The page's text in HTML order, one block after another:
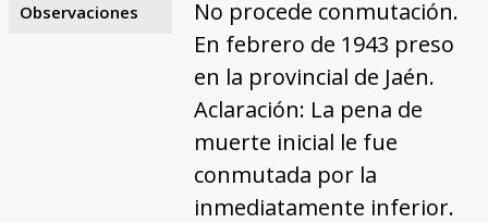
Observaciones
No procede conmutación.
En febrero de 1943 preso
en la provincial de Jaén.
Aclaración: La pena de
muerte inicial le fue
conmutada por la
inmediatamente inferior.